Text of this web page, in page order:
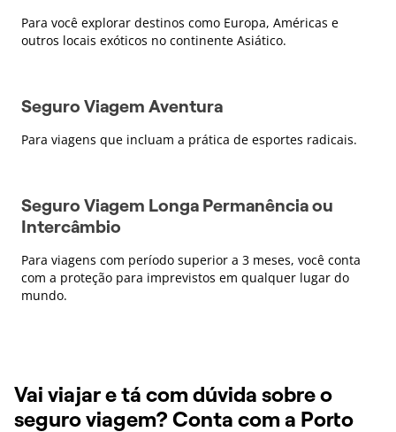
Para você explorar destinos como Europa, Américas e
outros locais exóticos no continente Asiático.
Seguro Viagem Aventura
Para viagens que incluam a prática de esportes radicais.
Seguro Viagem Longa Permanência ou
Intercâmbio
Para viagens com período superior a 3 meses, você conta
com a proteção para imprevistos em qualquer lugar do
mundo.
Vai viajar e tá com dúvida sobre o
seguro viagem? Conta com a Porto